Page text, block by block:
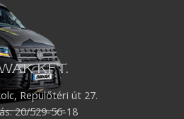
KFT.
Repülőtéri út 27.
20/529-56-18